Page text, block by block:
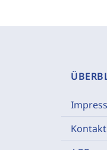
Kontakt